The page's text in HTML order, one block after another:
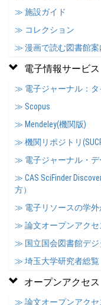
≫ 施設ガイド
≫ コレクション
≫ 漫画で読む図書館案
電子情報サービス
≫ 電子ジャーナル：タ
≫ Scopus
≫ Mendeley(機関版)
≫ 機関リポジトリ
≫ 電子ジャーナル・デ
≫ CAS SciFinder
方）
≫ 電子リソースの学外
≫ 論文オープンアクセ
≫ 国立国会図書館デ
≫ 埼玉大学研究者総覧
オープンアクセス
≫ 論文オープンアクセ